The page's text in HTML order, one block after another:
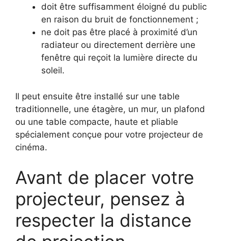
doit être suffisamment éloigné du public
en raison du bruit de fonctionnement ;
ne doit pas être placé à proximité d’un
radiateur ou directement derrière une
fenêtre qui reçoit la lumière directe du
soleil.
Il peut ensuite être installé sur une table
traditionnelle, une étagère, un mur, un plafond
ou une table compacte, haute et pliable
spécialement conçue pour votre projecteur de
cinéma.
Avant de placer votre
projecteur, pensez à
respecter la distance